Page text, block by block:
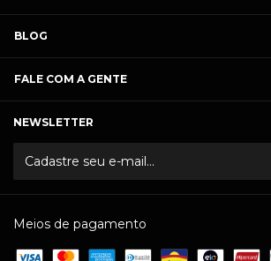
BLOG
FALE COM A GENTE
NEWSLETTER
Meios de pagamento